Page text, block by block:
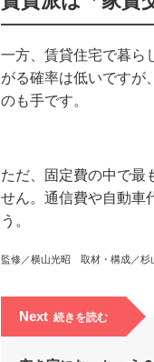
一方、賃貸住宅で暮ら
がる確率は低いですが
のも手です。
ただ、固定費の中で最
せん。通信費や自動車
う。
監修／横山光昭 取材・構成／
Next 続きを読む